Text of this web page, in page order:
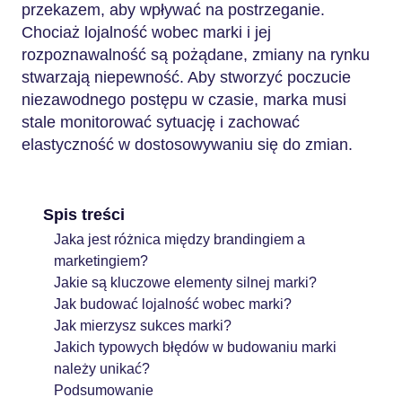
przekazem, aby wpływać na postrzeganie.
Chociaż lojalność wobec marki i jej
rozpoznawalność są pożądane, zmiany na rynku
stwarzają niepewność. Aby stworzyć poczucie
niezawodnego postępu w czasie, marka musi
stale monitorować sytuację i zachować
elastyczność w dostosowywaniu się do zmian.
Spis treści
Jaka jest różnica między brandingiem a
marketingiem?
Jakie są kluczowe elementy silnej marki?
Jak budować lojalność wobec marki?
Jak mierzysz sukces marki?
Jakich typowych błędów w budowaniu marki
należy unikać?
Podsumowanie